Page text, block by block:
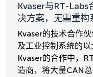
Kvaser与RT-
决方案，无需重构
Kvaser的技术合作
及工业控制系统的
Kvaser的合作中，
造商，将大量CAN